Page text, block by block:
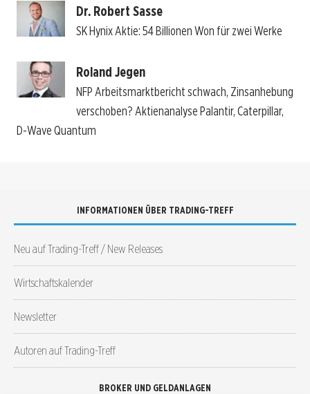
Dr. Robert Sasse
SK Hynix Aktie: 54 Billionen Won für zwei Werke
Roland Jegen
NFP Arbeitsmarktbericht schwach, Zinsanhebung
verschoben? Aktienanalyse Palantir, Caterpillar,
D-Wave Quantum
INFORMATIONEN ÜBER TRADING-TREFF
Neu auf Trading-Treff / New Releases
Wirtschaftskalender
Newsletter
Autoren auf Trading-Treff
BROKER UND GELDANLAGEN